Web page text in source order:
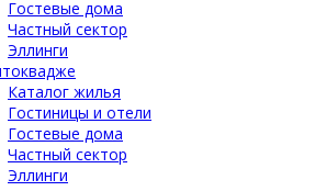
Гостевые дома
Частный сектор
Эллинги
Каталог жилья
Гостиницы и отели
Гостевые дома
Частный сектор
Эллинги